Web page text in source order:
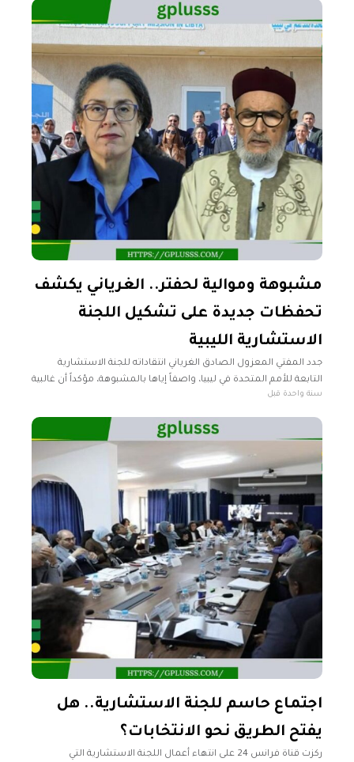
مشبوهة وموالية لحفتر.. الغرياني يكشف
تحفظات جديدة على تشكيل اللجنة
الاستشارية الليبية
جدد المفتي المعزول الصادق الغرياني انتقاداته للجنة الاستشارية
التابعة للأمم المتحدة في ليبيا، واصفاً إياها بالمشبوهة، مؤكداً أن غالبية
أعضائها غير مؤهلين لتمثيل الليبيين. وقال الغرياني، خلال برنامج
سنة واحدة قبل
اجتماع حاسم للجنة الاستشارية.. هل
يفتح الطريق نحو الانتخابات؟
ركزت قناة فرانس 24 على انتهاء أعمال اللجنة الاستشارية التي